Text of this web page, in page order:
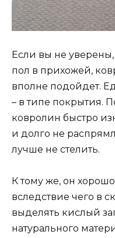
Если вы не
пол в прихожей,
вполне подойдет.
– в типе покрытия.
ковролин быстро
и долго не
лучше не стелить.
К тому же, он
вследствие чего в
выделять кислый
натурального